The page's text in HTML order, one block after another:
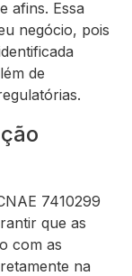
afins. Essa
negócio, pois
de
7410299
que as
com as
na